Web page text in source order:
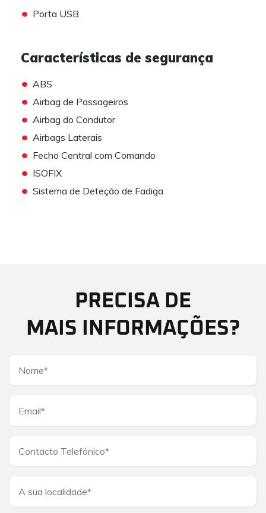
• Porta USB
Características de segurança
• ABS
• Airbag de Passageiros
• Airbag do Condutor
• Airbags Laterais
• Fecho Central com Comando
• ISOFIX
• Sistema de Deteção de Fadiga
PRECISA DE
MAIS INFORMAÇÕES?